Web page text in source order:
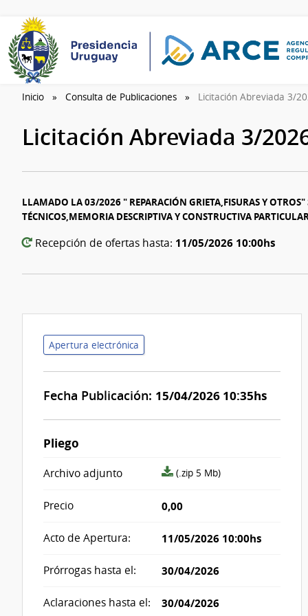
Inicio Consulta de Publicaciones Licitación Abreviada 3/
Licitación Abreviada 3/
LLAMADO LA 03/2026 " REPARACIÓN GRIETA,FISURAS Y OTROS"
TÉCNICOS,MEMORIA DESCRIPTIVA Y CONSTRUCTIVA
Recepción de ofertas hasta: 11/05/2026 10:00hs
Apertura electrónica
Fecha Publicación: 15/04/2026 10:35hs
Pliego
Archivo adjunto
archivo
(.zip 5 Mb)
Precio 0,00
Acto de Apertura: 11/05/2026 10:00hs
Prórrogas hasta el: 30/04/2026
Aclaraciones hasta el: 30/04/2026